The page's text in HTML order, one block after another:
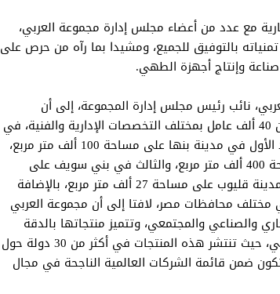
مع عدد من أعضاء مجلس إدارة مجموعة العربي،
بالتوفيق للجميع، ومشيدا بما رآه من حرص على
وإنتاج أجهزة الطهي.
نائب رئيس مجلس إدارة المجموعة، إلى أن
مجموعة العربي يعمل بها ما يقرب من 40 ألف عامل بمختلف التخصصات الإدارية والفنية، في
أربع مُجمعات صناعية كبرى؛ حيث يوجد الأول في مدينة بنها على مساحة 100 ألف متر مربع،
والثاني في مدينة قويسنا على مساحة 400 ألف متر مربع، والثالث في بني سويف على
مساحة 68 ألف متر مربع، والرابع في مدينة قليوب على مساحة 27 ألف متر مربع، بالإضافة
مختلف محافظات مصر، لافتا إلى أن مجموعة العربي
والصناعي والمجتمعي، وتتميز منتجاتها بالدقة
والجودة والثقة، وتتجاوز السوق المحلي، حيث تنتشر هذه المنتجات في أكثر من 30 دولة حول
ضمن قائمة الشركات العالمية الناجحة في مجال